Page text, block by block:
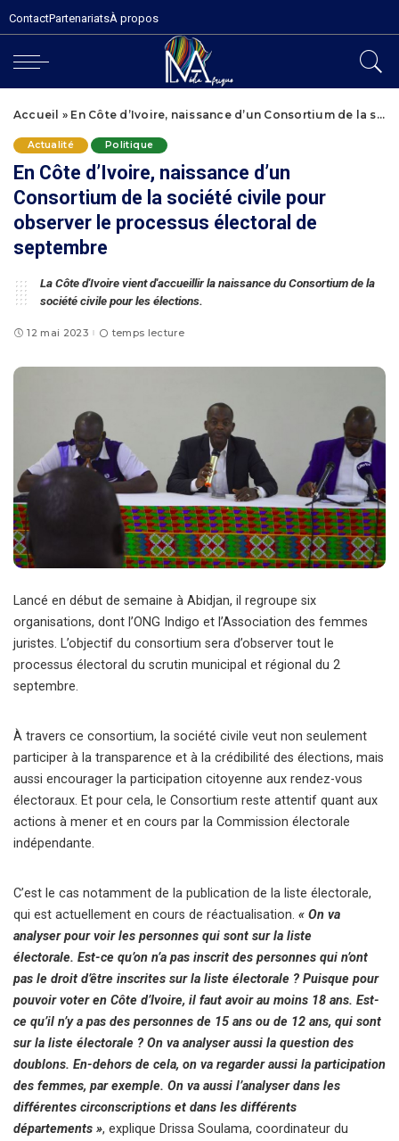
ContactPartenariatsÀ propos
Accueil » En Côte d’Ivoire, naissance d’un Consortium de la société civile pour observer le processus électoral de septembre
Actualité Politique
En Côte d’Ivoire, naissance d’un
Consortium de la société civile pour
observer le processus électoral de
septembre
La Côte d'Ivoire vient d'accueillir la naissance du Consortium de la
société civile pour les élections.
12 mai 2023 temps lecture
Lancé en début de semaine à Abidjan, il regroupe six
organisations, dont l’ONG Indigo et l’Association des femmes
juristes. L’objectif du consortium sera d’observer tout le
processus électoral du scrutin municipal et régional du 2
septembre.
À travers ce consortium, la société civile veut non seulement
participer à la transparence et à la crédibilité des élections, mais
aussi encourager la participation citoyenne aux rendez-vous
électoraux. Et pour cela, le Consortium reste attentif quant aux
actions à mener et en cours par la Commission électorale
indépendante.
C’est le cas notamment de la publication de la liste électorale,
qui est actuellement en cours de réactualisation. « On va
analyser pour voir les personnes qui sont sur la liste
électorale. Est-ce qu’on n’a pas inscrit des personnes qui n’ont
pas le droit d’être inscrites sur la liste électorale ? Puisque pour
pouvoir voter en Côte d’Ivoire, il faut avoir au moins 18 ans. Est-
ce qu’il n’y a pas des personnes de 15 ans ou de 12 ans, qui sont
sur la liste électorale ? On va analyser aussi la question des
doublons. En-dehors de cela, on va regarder aussi la participation
des femmes, par exemple. On va aussi l’analyser dans les
différentes circonscriptions et dans les différents
départements », explique Drissa Soulama, coordinateur du